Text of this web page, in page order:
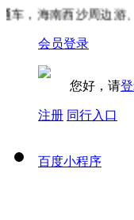
，海南西沙周边游、
会员登录
您好，请
注册 同行入口
百度小程序